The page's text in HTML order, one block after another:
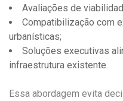
Avaliações de
Compatibilização com
urbanísticas;
Soluções executivas
infraestrutura existente.
Essa abordagem evita